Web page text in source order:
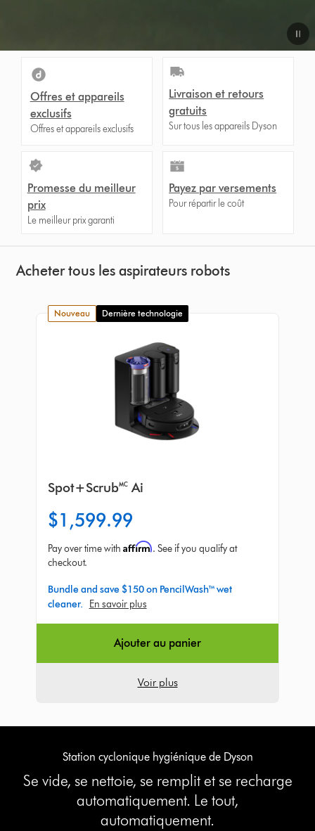
Transcript
Offres et appareils
exclusifs
Offres et appareils exclusifs
Livraison et retours
gratuits
Sur tous les appareils Dyson
Promesse du meilleur
prix
Le meilleur prix garanti
Payez par versements
Pour répartir le coût
Acheter tous les aspirateurs robots
nouveau Dernière technologie
Spot+Scrub🅪 Ai
$1,599.99
Pay over time with Affirm. See if you qualify at
checkout.
Bundle and save $150 on PencilWash™ wet
cleaner.
En savoir plus
Ajouter au panier
Voir plus
Station cyclonique hygiénique de Dyson
Se vide, se nettoie, se remplit et se recharge
automatiquement. Le tout,
automatiquement.